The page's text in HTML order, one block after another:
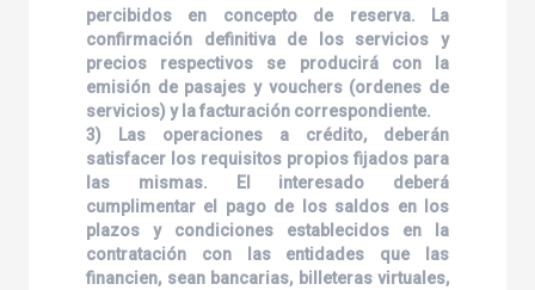
percibidos en concepto de reserva. La
confirmación definitiva de los servicios y
precios respectivos se producirá con la
emisión de pasajes y vouchers (ordenes de
servicios) y la facturación correspondiente.
3) Las operaciones a crédito, deberán
satisfacer los requisitos propios fijados para
las mismas. El interesado deberá
cumplimentar el pago de los saldos en los
plazos y condiciones establecidos en la
contratación con las entidades que las
financien, sean bancarias, billeteras virtuales,